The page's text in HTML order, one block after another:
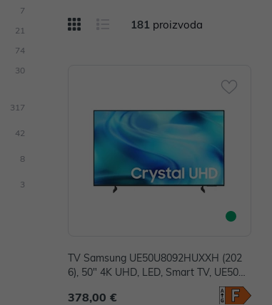
7
21
74
30
317
42
8
3
181 proizvoda
TV Samsung UE50U8092HUXXH (202
6), 50" 4K UHD, LED, Smart TV, UE50U8
378,00 €